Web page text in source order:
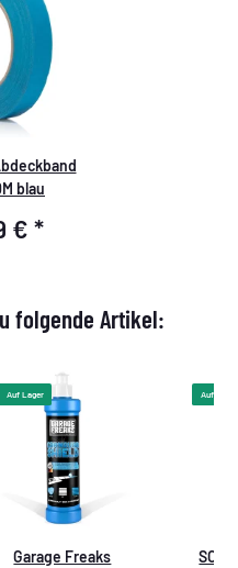
blau
€ *
folgende Artikel:
Auf Lager
Garage Freaks
Auf Lager